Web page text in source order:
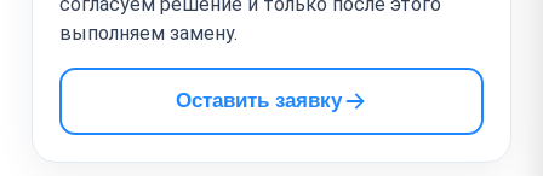
выполняем замену.
Оставить заявку